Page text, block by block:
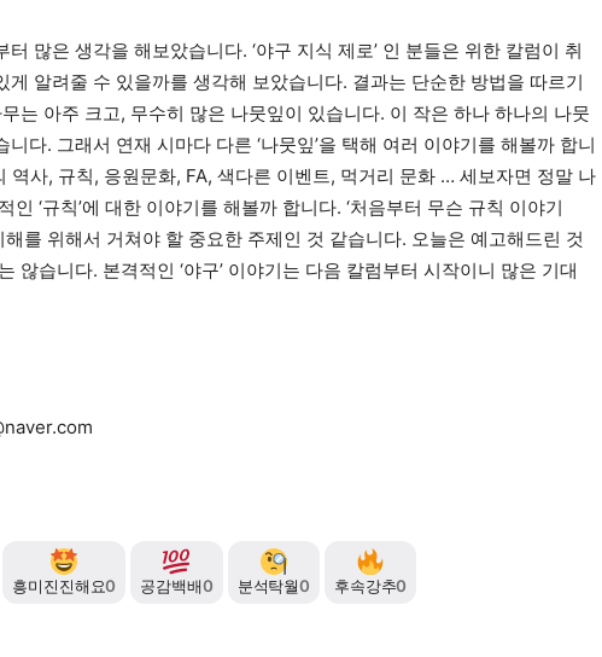
터 많은 생각을 해보았습니다. ‘야구 지식 제로’ 인 분들은 위한 칼럼이 취
알려줄 수 있을까를 생각해 보았습니다. 결과는 단순한 방법을 따르기
는 아주 크고, 무수히 많은 나뭇잎이 있습니다. 이 작은 하나 하나의 나뭇
니다. 그래서 연재 시마다 다른 ‘나뭇잎’을 택해 여러 이야기를 해볼까 합니
역사, 규칙, 응원문화, FA, 색다른 이벤트, 먹거리 문화 … 세보자면 정말 나
인 ‘규칙’에 대한 이야기를 해볼까 합니다. ‘처음부터 무슨 규칙 이야기
를 위해서 거쳐야 할 중요한 주제인 것 같습니다. 오늘은 예고해드린 것
않습니다. 본격적인 ‘야구’ 이야기는 다음 칼럼부터 시작이니 많은 기대
흥미진진해요0 공감백배0 분석탁월0 후속강추0